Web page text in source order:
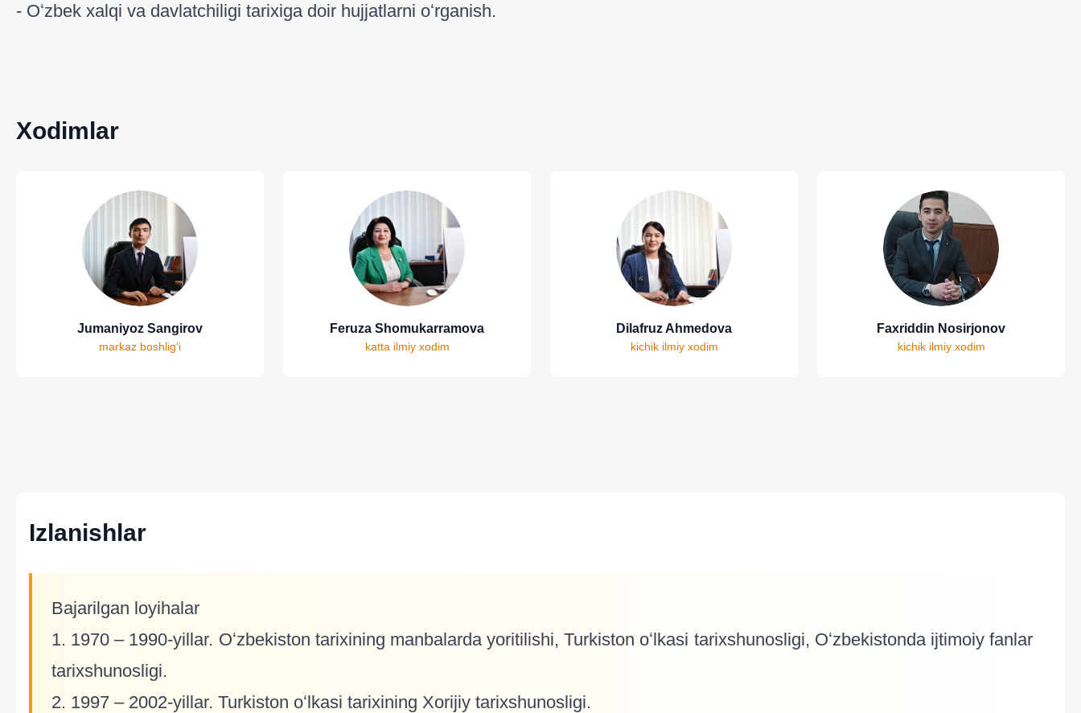
- Oʻzbek xalqi va davlatchiligi tarixiga doir hujjatlarni oʻrganish.
Xodimlar
Jumaniyoz Sangirov
markaz boshlig‘i
Feruza Shomukarramova
katta ilmiy xodim
Dilafruz Ahmedova
kichik ilmiy xodim
Faxriddin Nosirjonov
kichik ilmiy xodim
Izlanishlar
Bajarilgan loyihalar
1. 1970 – 1990-yillar. Oʻzbekiston tarixining manbalarda yoritilishi, Turkiston oʻlkasi tarixshunosligi, Oʻzbekistonda ijtimoiy fanlar
tarixshunosligi.
2. 1997 – 2002-yillar. Turkiston oʻlkasi tarixining Xorijiy tarixshunosligi.